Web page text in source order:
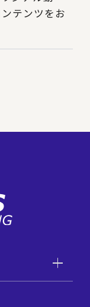
テンツをお